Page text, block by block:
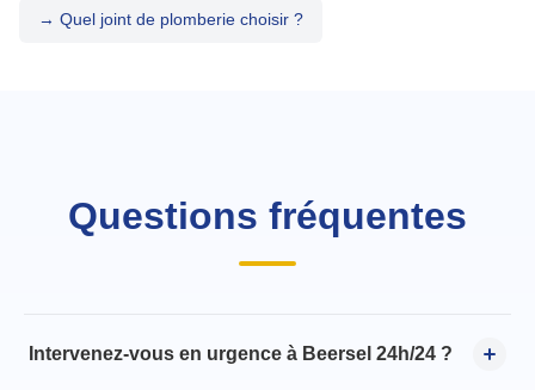
→ Quel joint de plomberie choisir ?
Questions fréquentes
Intervenez-vous en urgence à Beersel 24h/24 ?